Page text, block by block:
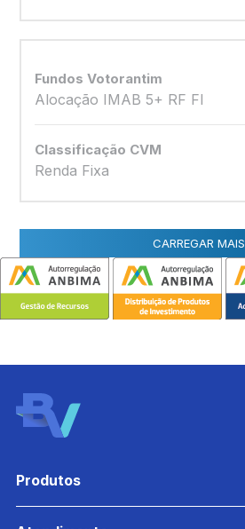
Fundos Votorantim
Alocação IMAB 5+ RF FI
Classificação CVM
Renda Fixa
CARREGAR MAIS
Produtos